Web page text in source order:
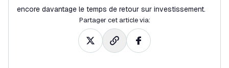
encore davantage le temps de retour sur investissement.
Partager cet article via: